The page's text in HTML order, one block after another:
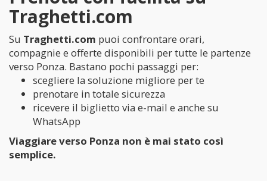
Traghetti.com
Su Traghetti.com puoi confrontare orari,
compagnie e offerte disponibili per tutte le partenze
verso Ponza. Bastano pochi passaggi per:
scegliere la soluzione migliore per te
prenotare in totale sicurezza
ricevere il biglietto via e-mail e anche su
WhatsApp
Viaggiare verso Ponza non è mai stato così
semplice.